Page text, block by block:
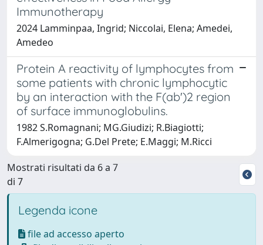
Immunotherapy
2024 Lamminpaa, Ingrid; Niccolai, Elena; Amedei,
Amedeo
Protein A reactivity of lymphocytes from
some patients with chronic lymphocytic
by an interaction with the F(ab')2 region
of surface immunoglobulins.
1982 S.Romagnani; MG.Giudizi; R.Biagiotti;
F.Almerigogna; G.Del Prete; E.Maggi; M.Ricci
Mostrati risultati da 6 a 7
di 7
Legenda icone
file ad accesso aperto